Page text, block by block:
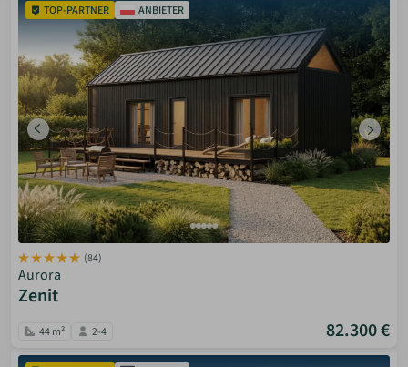
TOP-PARTNER ANBIETER
(84)
Aurora
Zenit
44 m² 2-4 82.300 €